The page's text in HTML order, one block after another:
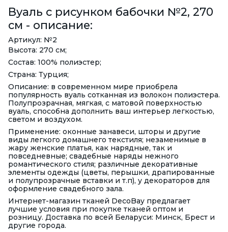
Вуаль с рисунком бабочки №2, 270
см - описание:
Артикул: №2
Высота: 270 см;
Состав: 100% полиэстер;
Страна: Турция;
Описание: в современном мире приобрела
популярность вуаль сотканная из волокон полиэстера.
Полупрозрачная, мягкая, с матовой поверхностью
вуаль, способна дополнить ваш интерьер легкостью,
светом и воздухом.
Применение: оконные занавеси, шторы и другие
виды легкого домашнего текстиля; незаменимые в
жару женские платья, как нарядные, так и
повседневные; свадебные наряды нежного
романтического стиля; различные декоративные
элементы одежды (цветы, перышки, драпированные
и полупрозрачные вставки и т.п), у декораторов для
оформление свадебного зала.
Интернет-магазин тканей DecoBay предлагает
лучшие условия при покупке тканей оптом и
розницу. Доставка по всей Беларуси: Минск, Брест и
другие города.